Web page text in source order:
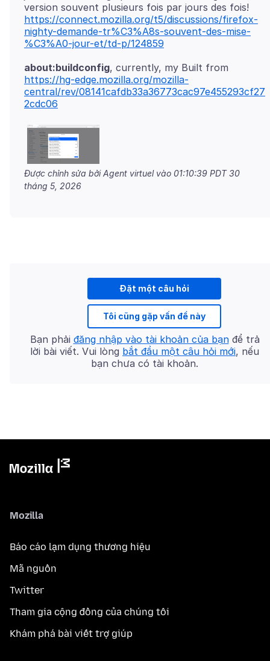
https://connect.mozilla.org/t5/discussions/firefox-
nighty-demande-tr%C3%A8s-souvent-des-mise-
%C3%A0-jour-et/td-p/124859
about:buildconfig
https://hg-edge.mozilla.org/mozilla-
central/rev/08141cafdb33a36773cac97e455293cf27
2cdc06
Được chỉnh sửa bởi Agent virtuel vào 01:10:39 PDT 30
tháng 5, 2026
Đặt một câu hỏi
Tôi cũng gặp vấn đề này
Bạn phải đăng nhập vào tài khoản của bạnđể trả
lời bài viết. Vui lòng bắt đầu một câu hỏi mới, nếu
bạn chưa có tài khoản.
Mozilla
Báo cáo lạm dụng thương hiệu
Mã nguồn
Twitter
Tham gia cộng đồng của chúng tôi
Khám phá bài viết trợ giúp